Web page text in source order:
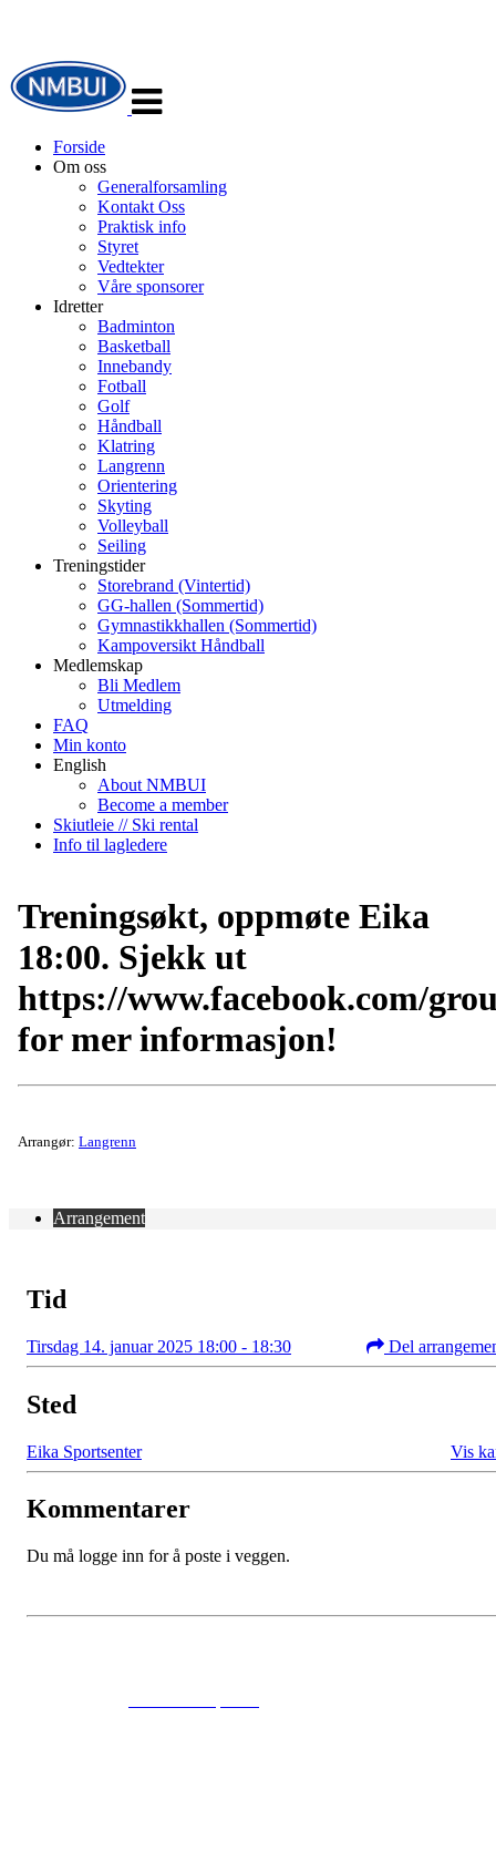
navigasjon
Forside
Om oss
Generalforsamling
Kontakt Oss
Praktisk info
Styret
Vedtekter
Våre sponsorer
Idretter
Badminton
Basketball
Innebandy
Fotball
Golf
Håndball
Klatring
Langrenn
Orientering
Skyting
Volleyball
Seiling
Treningstider
Storebrand (Vintertid)
GG-hallen (Sommertid)
Gymnastikkhallen (Sommertid)
Kampoversikt Håndball
Medlemskap
Bli Medlem
Utmelding
FAQ
Min konto
English
About NMBUI
Become a member
Skiutleie // Ski rental
Info til lagledere
Treningsøkt, oppmøte Eika
18:00. Sjekk ut
https://www.facebook.com/
for mer informasjon!
Arrangør: Langrenn
Arrangement
Tid
Tirsdag 14. januar 2025 18:00 - 18:30 Del
Sted
Eika Sportsenter Vis
Kommentarer
Du må logge inn for å poste i veggen.